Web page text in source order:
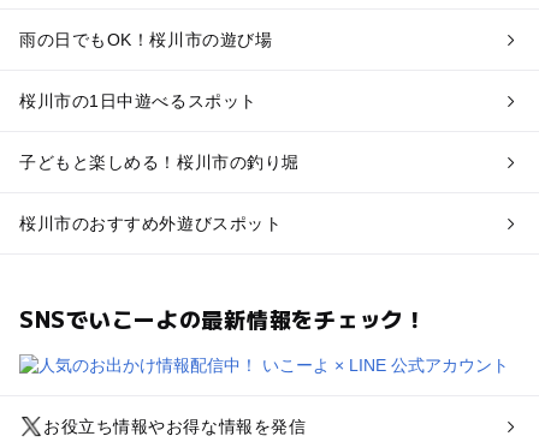
雨の日でもOK！桜川市の遊び場
桜川市の1日中遊べるスポット
子どもと楽しめる！桜川市の釣り堀
桜川市のおすすめ外遊びスポット
SNSでいこーよの最新情報をチェック！
お役立ち情報やお得な情報を発信